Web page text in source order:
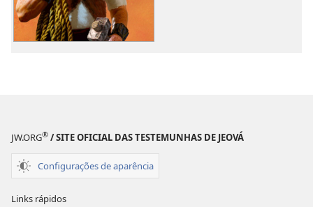
e
fé
e
JW.ORG® / SITE OFICIAL DAS TESTEMUNHAS DE JEOVÁ
Configurações de aparência
Links rápidos